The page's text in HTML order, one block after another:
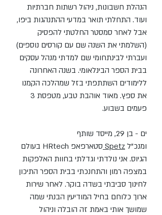
הנהלת חשבונות, ניהול רשתות חברתיות
ועוד. התחלתי תואר במדעי ההתנהגות ביפו,
אבל לאחר סמסטר החלטתי להפסיק
(השלמתי את השנה שם עם קורסים נוספים)
ועברתי לבינתחומי שם למדתי מנהל עסקים
בבית הספר הבינלאומי. בשנה האחרונה
ללימודים השתתפתי בזל שמהלכה הקמנו
את ספץ. מאוד אוהבת טבע, מטפסת 3
פעמים בשבוע.
ים -
בן 29, מייסד שותף
ומנכ"ל Spetz
סטארפאפ HRtech בעולם
הגיוס. אני נולדתי וגדלתי בחוות האלפקות
במצפה רמון והתחנכתי בבית הספר התיכון
לחינוך סביבתי בשדה בוקר. לאחר שירות
ארוך כלוחם בחיל המודיעין הבנתי שמה
שמושך אותי באמת זה הובלה וניהול